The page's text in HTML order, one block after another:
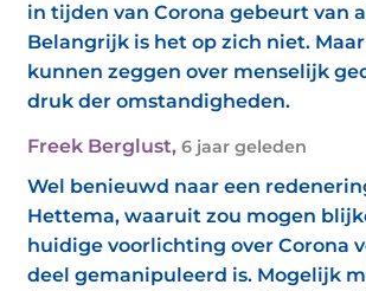
in tijden van Corona gebeurt van
Belangrijk is het op zich niet.
kunnen zeggen over menselijk
druk der omstandigheden.
Freek Berglust, 6 jaar geleden
Wel benieuwd naar een
Hettema, waaruit zou mogen
huidige voorlichting over Corona
deel gemanipuleerd is. Mogelijk